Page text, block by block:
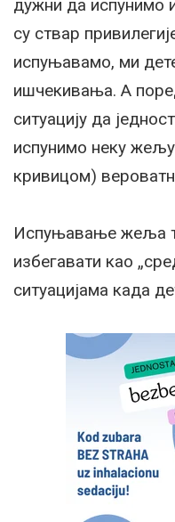
дужни да испунимо
су ствар
испуњавамо, ми
ишчекивања. А
ситуацију да
испунимо неку
кривицом)
Испуњавање жеља
избегавати као
ситуацијама када